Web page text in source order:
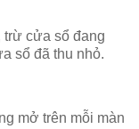
trừ cửa sổ đang
sổ đã thu nhỏ.
mở trên mỗi màn